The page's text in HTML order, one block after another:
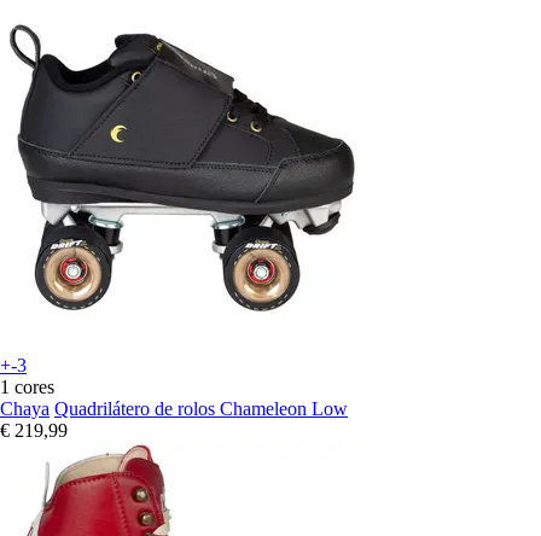
+-3
1 cores
Chaya Quadrilátero de rolos Chameleon Low
€ 219,99